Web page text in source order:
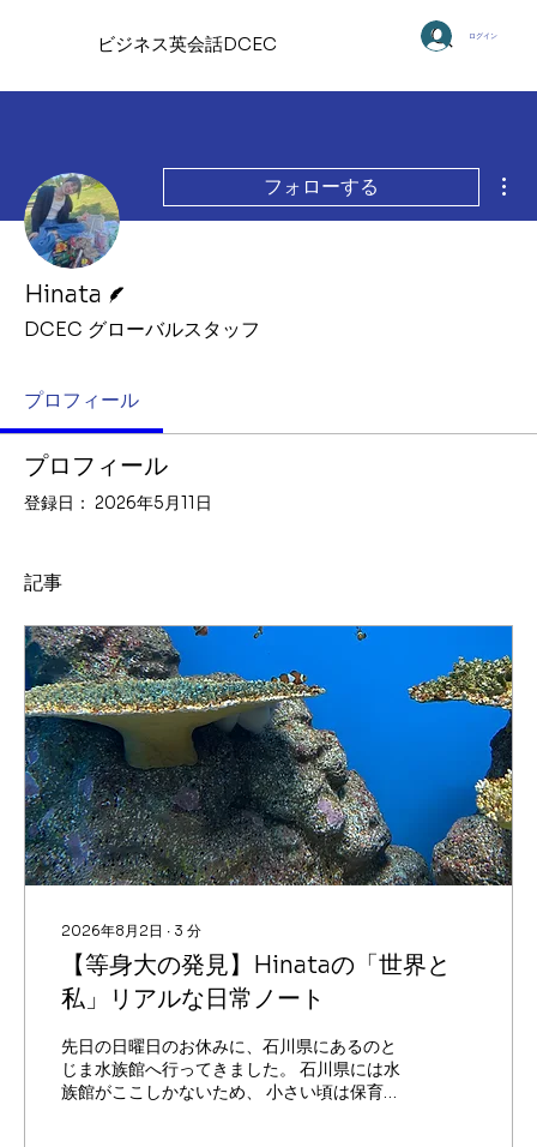
ビジネス英会話DCEC ログイン
フォローする
Hinata
DCEC グローバルスタッフ
プロフィール
プロフィール
登録日： 2026年5月11日
記事
2026年8月2日 ∙ 3 分
【等身大の発見】Hinataの「世界と
私」リアルな日常ノート
先日の日曜日のお休みに、石川県にあるのと
じま水族館へ行ってきました。 石川県には水
族館がここしかないため、 小さい頃は保育園